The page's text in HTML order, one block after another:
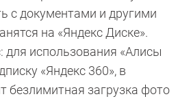
с документами и другими
на «Яндекс Диске».
использования «Алисы
«Яндекс 360», в
безлимитная загрузка фото